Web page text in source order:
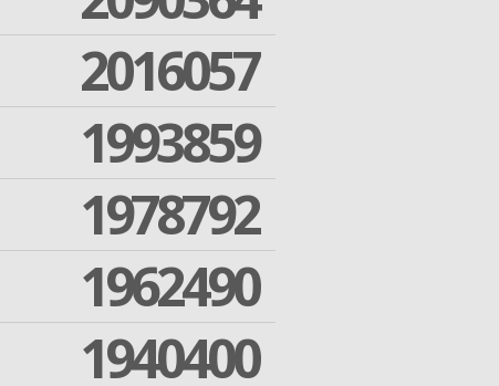
2016057
1993859
1978792
1962490
1940400